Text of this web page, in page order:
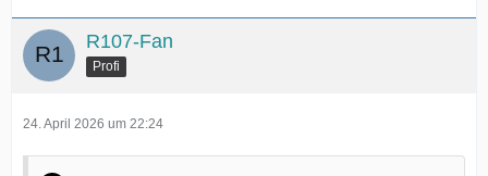
R107-Fan
Profi
24. April 2026 um 22:24